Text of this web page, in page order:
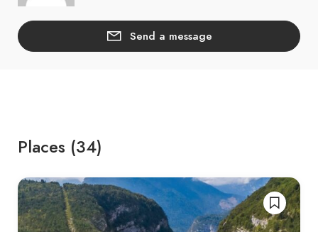
Send a message
Places (34)